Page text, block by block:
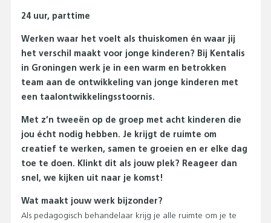
24 uur, parttime
Werken waar het voelt als thuiskomen én waar jij
het verschil maakt voor jonge kinderen? Bij Kentalis
in Groningen werk je in een warm en betrokken
team aan de ontwikkeling van jonge kinderen met
een taalontwikkelingsstoornis.
Met z’n tweeën op de groep met acht kinderen die
jou écht nodig hebben. Je krijgt de ruimte om
creatief te werken, samen te groeien en er elke dag
toe te doen. Klinkt dit als jouw plek? Reageer dan
snel, we kijken uit naar je komst!
Wat maakt jouw werk bijzonder?
Als pedagogisch behandelaar krijg je alle ruimte om je te